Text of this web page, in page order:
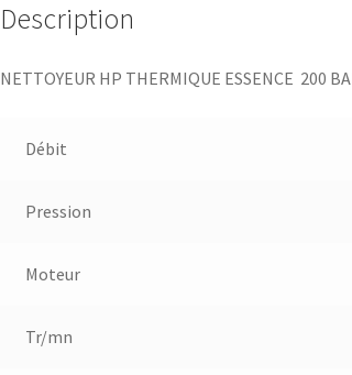
Description
NETTOYEUR HP THERMIQUE ESSENCE 200
Débit
Pression
Moteur
Tr/mn